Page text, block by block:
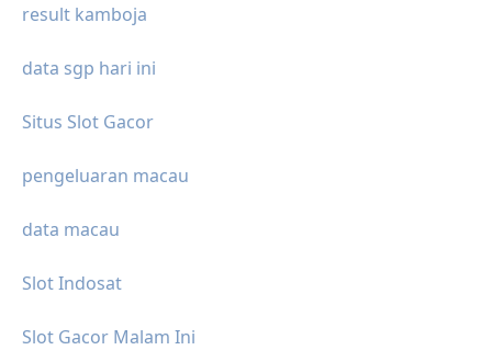
result kamboja
data sgp hari ini
Situs Slot Gacor
pengeluaran macau
data macau
Slot Indosat
Slot Gacor Malam Ini